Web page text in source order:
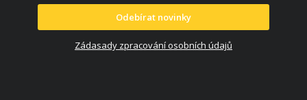
Odebírat novinky
Zádasady zpracování osobních údajů